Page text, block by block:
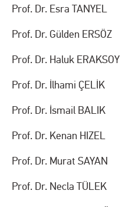
Prof. Dr. Esra TANYEL
Prof. Dr. Gülden ERSÖZ
Prof. Dr. Haluk ERAKSOY
Prof. Dr. İlhami ÇELİK
Prof. Dr. İsmail BALIK
Prof. Dr. Kenan HIZEL
Prof. Dr. Murat SAYAN
Prof. Dr. Necla TÜLEK